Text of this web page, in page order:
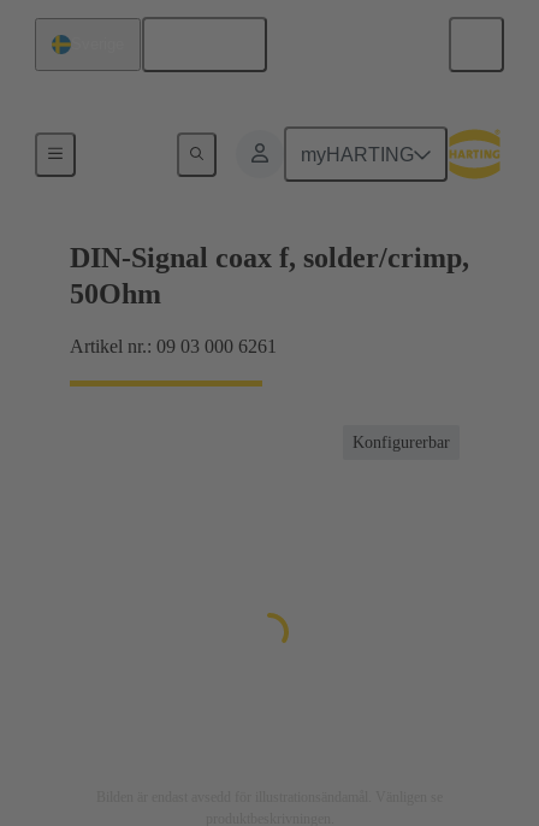
myHARTING
DIN-Signal coax f, solder/crimp,
50Ohm
Artikel nr.: 09 03 000 6261
Konfigurerbar